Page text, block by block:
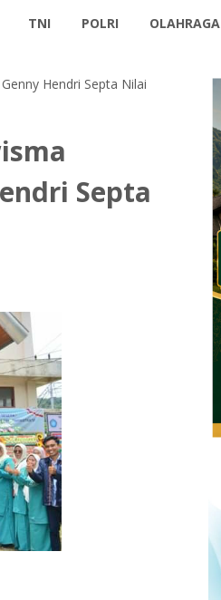
TNI POLRI OLAHRAGA
Hendri Septa Nilai
Septa